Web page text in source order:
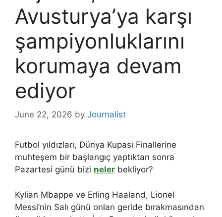
Avusturya’ya karşı
şampiyonluklarını
korumaya devam
ediyor
June 22, 2026 by Journalist
Futbol yıldızları, Dünya Kupası Finallerine
muhteşem bir başlangıç ​​yaptıktan sonra
Pazartesi günü bizi neler bekliyor?
Kylian Mbappe ve Erling Haaland, Lionel
Messi’nin Salı günü onları geride bırakmasından